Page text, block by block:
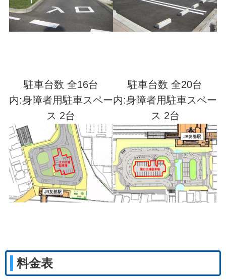
駐車台数 全16台
内:身障者用駐車スペー
ス 2台
駐車台数 全20台
内:身障者用駐車スペー
ス 2台
料金表